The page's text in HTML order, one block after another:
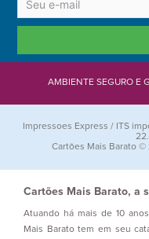
AMBIENTE SEGURO E
Impressoes Express / ITS
Cartões Mais Barato
Cartões Mais Barato, a
Atuando há mais de 10
Mais Barato tem em seu